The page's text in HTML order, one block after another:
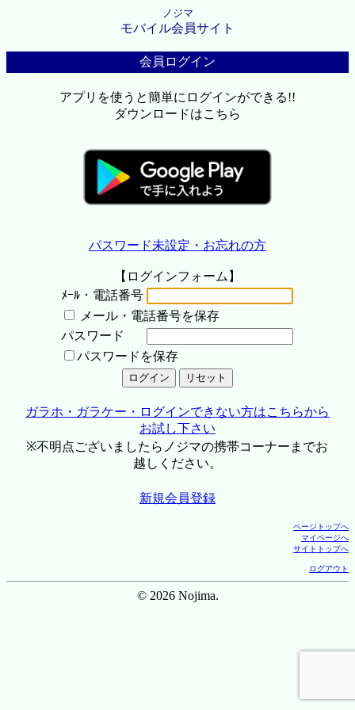
ノジマ
モバイル会員サイト
会員ログイン
アプリを使うと簡単にログインができる!!
ダウンロードはこちら
パスワード未設定・お忘れの方
【ログインフォーム】
ﾒｰﾙ・電話番号
メール・電話番号を保存
パスワード
パスワードを保存
ガラホ・ガラケー・ログインできない方はこちらから
お試し下さい
※不明点ございましたらノジマの携帯コーナーまでお
越しください。
新規会員登録
ページトップへ
マイページへ
サイトトップへ
ログアウト
© 2026 Nojima.